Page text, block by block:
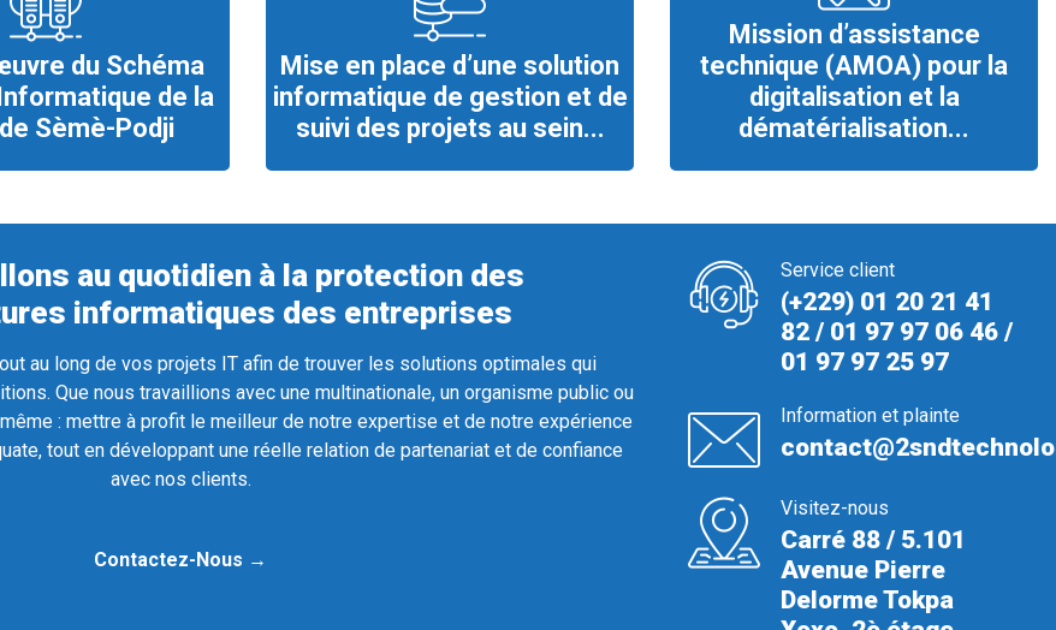
du Schéma
de la
Sèmè-Podji
Mise en place d’une solution
informatique de gestion et de
suivi des projets au sein...
Mission d’assistance
technique (AMOA) pour la
digitalisation et la
dématérialisation...
au quotidien à la protection des
informatiques des entreprises
au long de vos projets IT afin de trouver les solutions optimales qui
Que nous travaillions avec une multinationale, un organisme public ou
: mettre à profit le meilleur de notre expertise et de notre expérience
tout en développant une réelle relation de partenariat et de confiance
avec nos clients.
Contactez-Nous →
Service client
(+229) 01 20 21 41
82 / 01 97 97 06 46 /
01 97 97 25 97
Information et plainte
Visitez-nous
Carré 88 / 5.101
Avenue Pierre
Delorme Tokpa